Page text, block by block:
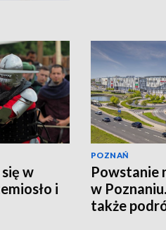
w
i
POZNAŃ
Powstanie
w
także